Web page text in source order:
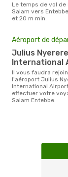
Le temps de vol de Dar es
Salam vers
et 20 m min.
Aéroport de
Julius Nyerere
International
Il vous faudra rejoindre
l'aéroport Julius
International
effectuer votre
Salam Entebbe.